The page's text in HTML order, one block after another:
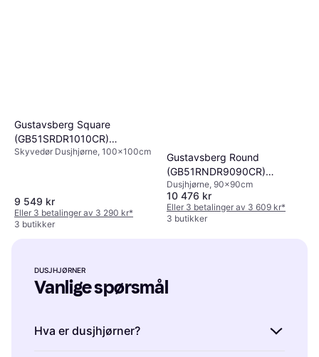
Gustavsberg Square
(GB51SRDR1010CR)
990x990x2000mm
Skyvedør Dusjhjørne, 100x100cm
9 549 kr
Eller 3 betalinger av 3 290 kr*
3 butikker
Gustavsberg Round
(GB51RNDR9090CR)
900x900x2000mm
Dusjhjørne, 90x90cm
10 476 kr
Eller 3 betalinger av 3 609 kr*
3 butikker
DUSJHJØRNER
Vanlige spørsmål
Hva er dusjhjørner?